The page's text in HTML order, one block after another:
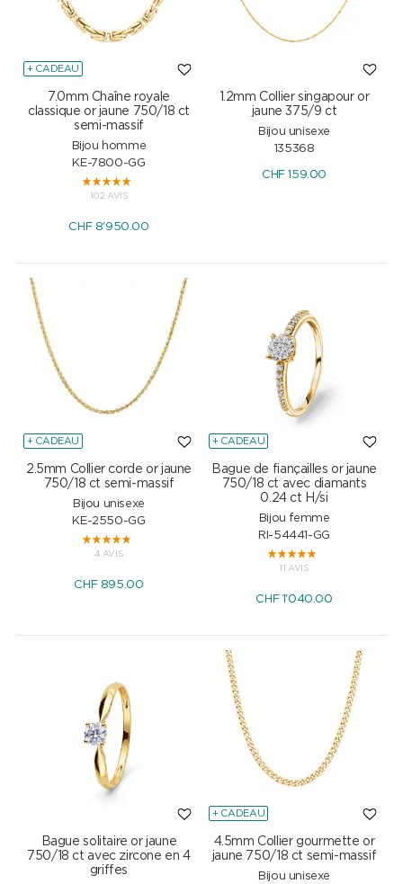
+ CADEAU
7.0mm Chaîne royale
classique or jaune 750/18 ct
semi-massif
Bijou homme
KE-7800-GG
102 AVIS
CHF8'950.00
1.2mm Collier singapour or
jaune 375/9 ct
Bijou unisexe
135368
CHF159.00
+ CADEAU
2.5mm Collier corde or jaune
750/18 ct semi-massif
Bijou unisexe
KE-2550-GG
4 AVIS
CHF895.00
+ CADEAU
Bague de fiançailles or jaune
750/18 ct avec diamants
0.24 ct H/si
Bijou femme
RI-54441-GG
11 AVIS
CHF1'040.00
Bague solitaire or jaune
750/18 ct avec zircone en 4
griffes
+ CADEAU
4.5mm Collier gourmette or
jaune 750/18 ct semi-massif
Bijou unisexe